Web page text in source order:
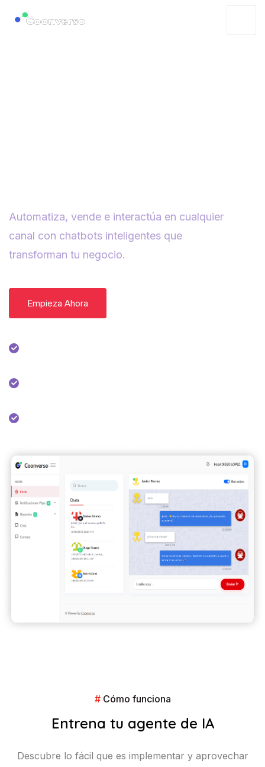
Automatiza, vende e interactúa en cualquier
canal con chatbots inteligentes que
transforman tu negocio.
Empieza Ahora
#Cómo funciona
Entrena tu agente de IA
Descubre lo fácil que es implementar y aprovechar